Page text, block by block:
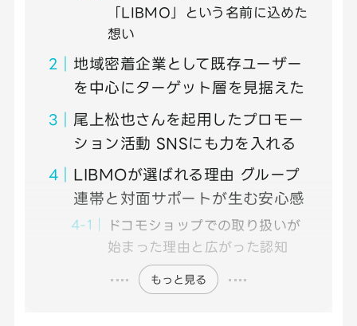
「LIBMO」という名前に込めた
想い
地域密着企業として既存ユーザー
を中心にターゲット層を見据えた
尾上松也さんを起用したプロモー
ション活動 SNSにも力を入れる
LIBMOが選ばれる理由 グループ
連帯と対面サポートが生む安心感
ドコモショップでの取り扱いが
始まった理由と広がった認知
もっと見る